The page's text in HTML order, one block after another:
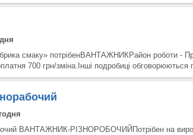
смаку» потрібенВАНТАЖНИКРайон роботи -
700 грн/зміна.Інші подробиці обговорюються
ВАНТАЖНИК-РІЗНОРОБОЧИЙПотрібен на